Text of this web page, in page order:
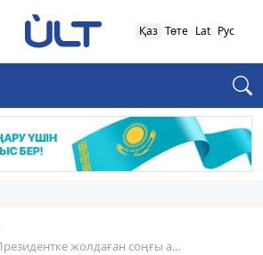
Қаз Төте Lat Рус
жолдаған соңғы а...